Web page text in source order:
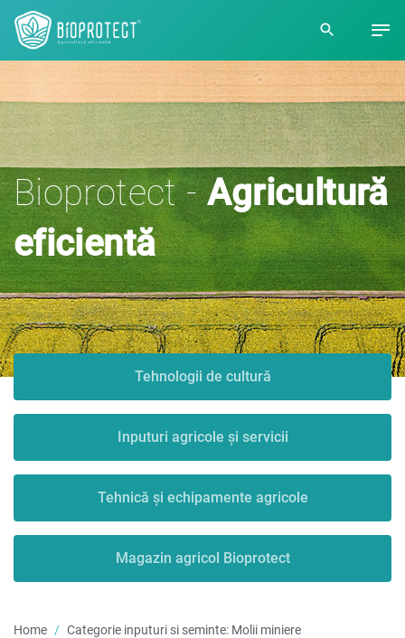
Bioprotect -Agricultură
eficientă
Tehnologii de cultură
Inputuri agricole și servicii
Tehnică și echipamente agricole
Magazin agricol Bioprotect
Home Categorie inputuri si seminte: Molii miniere